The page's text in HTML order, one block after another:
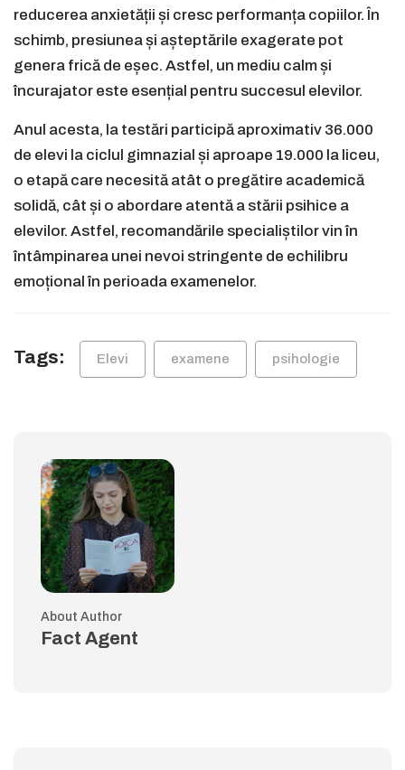
reducerea anxietății și cresc performanța copiilor. În
schimb, presiunea și așteptările exagerate pot
genera frică de eșec. Astfel, un mediu calm și
încurajator este esențial pentru succesul elevilor.
Anul acesta, la testări participă aproximativ 36.000
de elevi la ciclul gimnazial și aproape 19.000 la liceu,
o etapă care necesită atât o pregătire academică
solidă, cât și o abordare atentă a stării psihice a
elevilor. Astfel, recomandările specialiștilor vin în
întâmpinarea unei nevoi stringente de echilibru
emoțional în perioada examenelor.
Tags: Elevi examene psihologie
About Author
Fact Agent